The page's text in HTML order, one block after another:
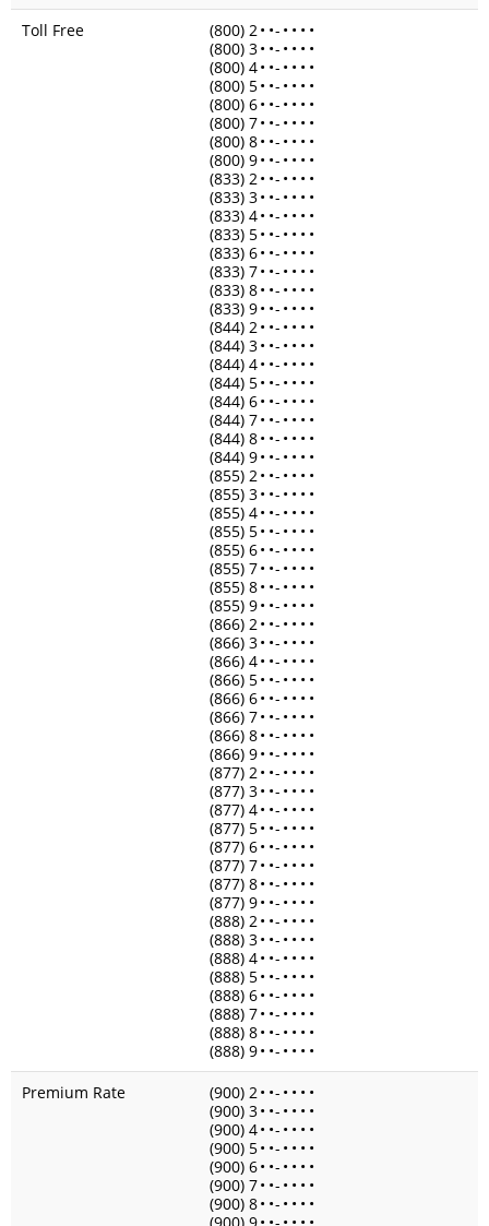
Toll Free
(800) 2• •- • • • •
(800) 3• •- • • • •
(800) 4• •- • • • •
(800) 5• •- • • • •
(800) 6• •- • • • •
(800) 7• •- • • • •
(800) 8• •- • • • •
(800) 9• •- • • • •
(833) 2• •- • • • •
(833) 3• •- • • • •
(833) 4• •- • • • •
(833) 5• •- • • • •
(833) 6• •- • • • •
(833) 7• •- • • • •
(833) 8• •- • • • •
(833) 9• •- • • • •
(844) 2• •- • • • •
(844) 3• •- • • • •
(844) 4• •- • • • •
(844) 5• •- • • • •
(844) 6• •- • • • •
(844) 7• •- • • • •
(844) 8• •- • • • •
(844) 9• •- • • • •
(855) 2• •- • • • •
(855) 3• •- • • • •
(855) 4• •- • • • •
(855) 5• •- • • • •
(855) 6• •- • • • •
(855) 7• •- • • • •
(855) 8• •- • • • •
(855) 9• •- • • • •
(866) 2• •- • • • •
(866) 3• •- • • • •
(866) 4• •- • • • •
(866) 5• •- • • • •
(866) 6• •- • • • •
(866) 7• •- • • • •
(866) 8• •- • • • •
(866) 9• •- • • • •
(877) 2• •- • • • •
(877) 3• •- • • • •
(877) 4• •- • • • •
(877) 5• •- • • • •
(877) 6• •- • • • •
(877) 7• •- • • • •
(877) 8• •- • • • •
(877) 9• •- • • • •
(888) 2• •- • • • •
(888) 3• •- • • • •
(888) 4• •- • • • •
(888) 5• •- • • • •
(888) 6• •- • • • •
(888) 7• •- • • • •
(888) 8• •- • • • •
(888) 9• •- • • • •
Premium Rate
(900) 2• •- • • • •
(900) 3• •- • • • •
(900) 4• •- • • • •
(900) 5• •- • • • •
(900) 6• •- • • • •
(900) 7• •- • • • •
(900) 8• •- • • • •